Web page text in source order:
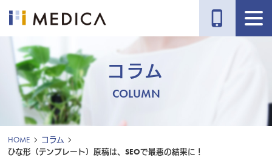
phone_iphone
コラム
COLUMN
HOME
コラム
ひな形（テンプレート）原稿は、SEOで最悪の結果に！